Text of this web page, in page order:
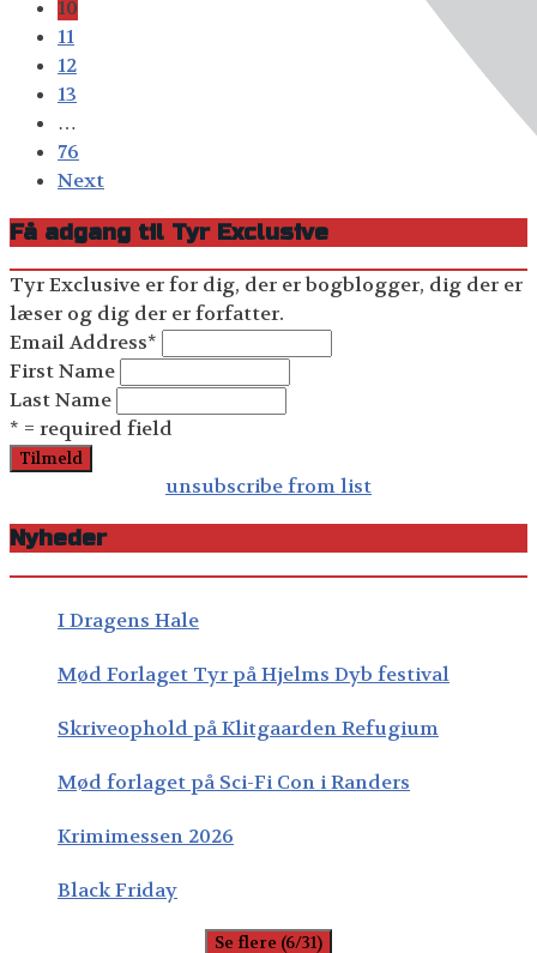
10
11
12
13
…
76
Next
Få adgang til Tyr Exclusive
Tyr Exclusive er for dig, der er bogblogger, dig der er
læser og dig der er forfatter.
Email Address*
First Name
Last Name
* = required field
unsubscribe from list
Nyheder
I Dragens Hale
Mød Forlaget Tyr på Hjelms Dyb festival
Skriveophold på Klitgaarden Refugium
Mød forlaget på Sci-Fi Con i Randers
Krimimessen 2026
Black Friday
Se flere (6/31)